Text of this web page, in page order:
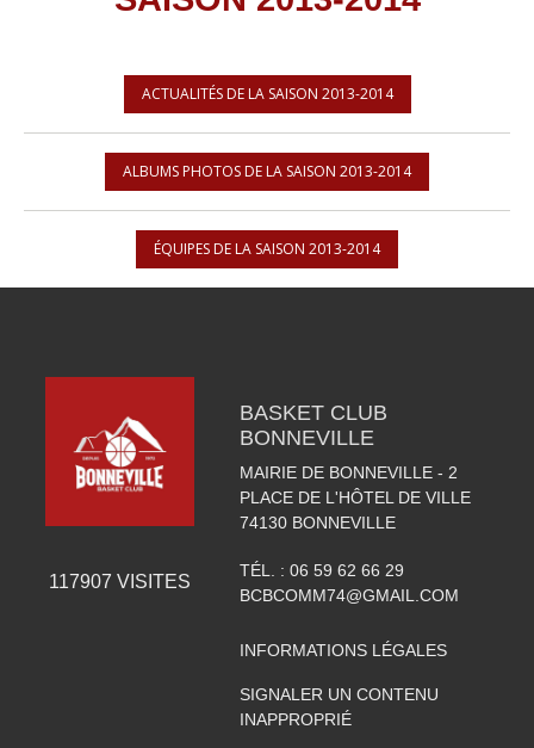
ACTUALITÉS DE LA SAISON 2013-2014
ALBUMS PHOTOS DE LA SAISON 2013-2014
ÉQUIPES DE LA SAISON 2013-2014
117907 VISITES
BASKET CLUB
BONNEVILLE
MAIRIE DE BONNEVILLE - 2
PLACE DE L'HÔTEL DE VILLE
74130 BONNEVILLE
TÉL. : 06 59 62 66 29
BCBCOMM74@GMAIL.COM
INFORMATIONS LÉGALES
SIGNALER UN CONTENU
INAPPROPRIÉ